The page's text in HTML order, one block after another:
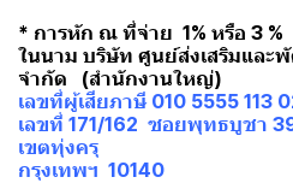
* การหัก ณ ที่จ่าย 1% หรือ 3 %
ในนาม บริษัท ศูนย์ส่งเสริมแล
จำกัด (สำนักงานใหญ่)
เลขที่ผู้เสียภาษี 010 5555 113
เลขที่ 171/162 ซอยพุทธบูชา
เขตทุ่งครุ
กรุงเทพฯ 10140